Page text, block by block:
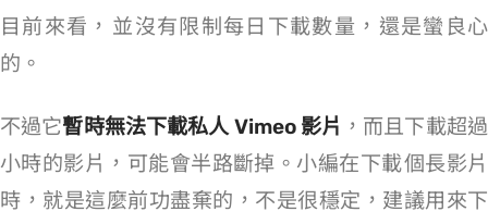
目前來看，ORBITDownloader 並沒有限制每日下載數量，還是蠻良心
的。
不過它暫時無法下載私人 Vimeo 影片 ，而且下載超過 1
小時的影片，可能會半路斷掉。小編在下載 2 個長影片
時，就是這麼前功盡棄的，不是很穩定，建議用來下